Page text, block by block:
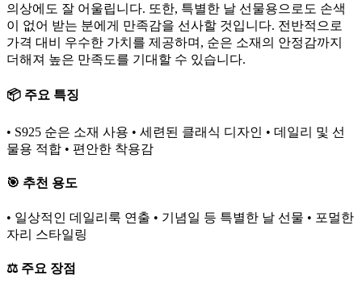
의상에도 잘 어울립니다. 또한, 특별한 날 선물용으로도 손색
이 없어 받는 분에게 만족감을 선사할 것입니다. 전반적으로
가격 대비 우수한 가치를 제공하며, 순은 소재의 안정감까지
더해져 높은 만족도를 기대할 수 있습니다.
📦 주요 특징
• S925 순은 소재 사용 • 세련된 클래식 디자인 • 데일리 및 선
물용 적합 • 편안한 착용감
🎯 추천 용도
• 일상적인 데일리룩 연출 • 기념일 등 특별한 날 선물 • 포멀한
자리 스타일링
⚖️ 주요 장점